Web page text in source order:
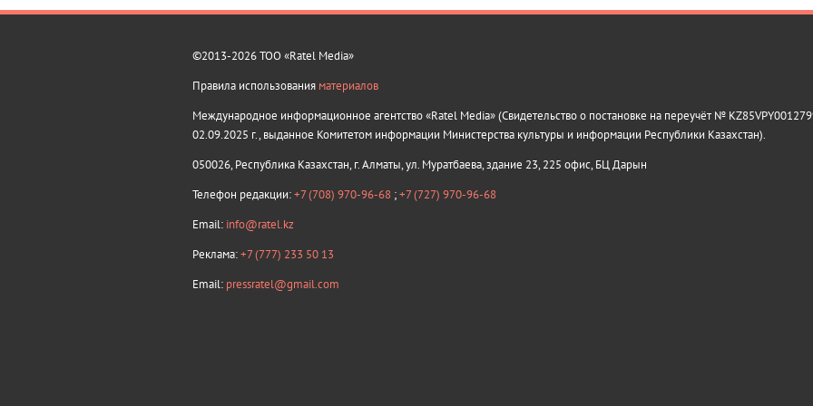
©2013-2026 ТОО «Ratel Media»
Правила использования материалов
Международное информационное агентство «Ratel Media» (Свидетельство о постановке на переучёт №
02.09.2025 г., выданное Комитетом информации Министерства культуры и информации Республики Казахстан).
050026, Республика Казахстан, г. Алматы, ул. Муратбаева, здание 23, 225 офис, БЦ Дарын
Телефон редакции:+7 (708) 970-96-68 ;+7 (727) 970-96-68
Email: info@ratel.kz
Реклама:+7 (777) 233 50 13
Email: pressratel@gmail.com